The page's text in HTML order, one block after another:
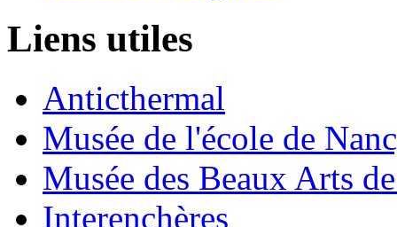
Liens utiles
Anticthermal
Musée de l'école de
Musée des Beaux Arts
Interenchères